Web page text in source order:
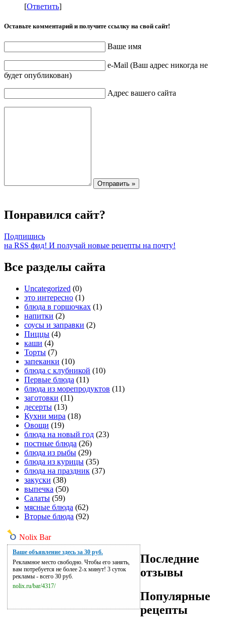
[Ответить]
Оставьте комментарий и получите ссылку на свой сайт!
Ваше имя
e-Mail (Ваш адрес никогда не
будет опубликован)
Адрес вашего сайта
Понравился сайт?
Подпишись
на RSS фид! И получай новые рецепты на почту!
Все разделы сайта
Uncategorized (0)
это интересно (1)
блюда в горшочках (1)
напитки (2)
соусы и заправки (2)
Пиццы (4)
каши (4)
Торты (7)
запеканки (10)
блюда с клубникой (10)
Первые блюда (11)
блюда из морепродуктов (11)
заготовки (11)
десерты (13)
Кухни мира (18)
Овощи (19)
блюда на новый год (23)
постные блюда (26)
блюда из рыбы (29)
блюда из курицы (35)
блюда на праздник (37)
закуски (38)
выпечка (50)
Салаты (59)
мясные блюда (62)
Вторые блюда (92)
Nolix Bar
Ваше объявление здесь за 30 руб.
Рекламное место свободно. Чтобы его занять,
вам потребуется не более 2-х минут! 3 суток
рекламы - всего 30 руб.
nolix.ru/bar/4317/
Последние
отзывы
Популярные
рецепты